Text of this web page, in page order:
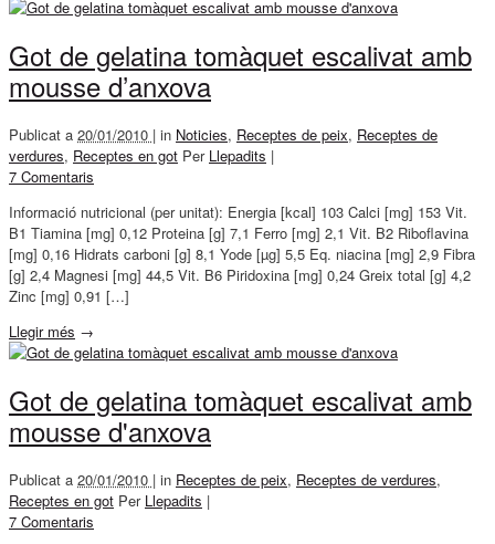
Got de gelatina tomàquet escalivat amb
mousse d’anxova
Publicat a 20/01/2010 | in Noticies, Receptes de peix, Receptes de
verdures, Receptes en got Per Llepadits |
7 Comentaris
Informació nutricional (per unitat): Energia [kcal] 103 Calci [mg] 153 Vit.
B1 Tiamina [mg] 0,12 Proteina [g] 7,1 Ferro [mg] 2,1 Vit. B2 Riboflavina
[mg] 0,16 Hidrats carboni [g] 8,1 Yode [µg] 5,5 Eq. niacina [mg] 2,9 Fibra
[g] 2,4 Magnesi [mg] 44,5 Vit. B6 Piridoxina [mg] 0,24 Greix total [g] 4,2
Zinc [mg] 0,91 […]
Llegir més →
Got de gelatina tomàquet escalivat amb
mousse d'anxova
Publicat a 20/01/2010 | in Receptes de peix, Receptes de verdures,
Receptes en got Per Llepadits |
7 Comentaris